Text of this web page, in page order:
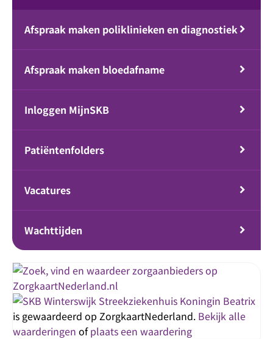
Afspraak maken poliklinieken en diagnostiek
Afspraak maken bloedafname
Inloggen MijnSKB
Patiëntenfolders
Vacatures
Wachttijden
Streekziekenhuis Koningin Beatrix
is gewaardeerd op ZorgkaartNederland. Bekijk alle
waarderingen ofplaats een waardering